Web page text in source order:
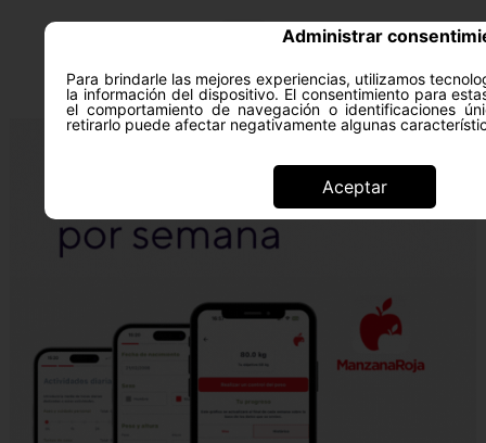
Administrar
Para brindarle las mejores experiencias, utilizamos
la información del dispositivo. El consentimiento para
el comportamiento de navegación o identificaciones
retirarlo puede afectar negativamente algunas
Aceptar